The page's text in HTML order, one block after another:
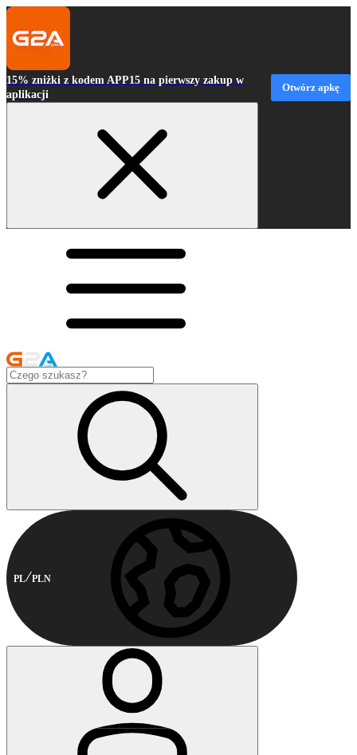
15% zniżki z kodem APP15 na pierwszy zakup w
aplikacji
Otwórz apkę
PL PLN